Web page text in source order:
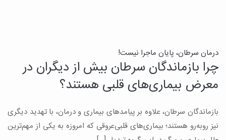
درمان سرطان، پایان ماجرا نیست!
چرا بازماندگان سرطان بیش از دیگران در
معرض بیماری‌های قلبی هستند؟
بازماندگان سرطان، علاوه بر پیامدهای بیماری و درمان، با تهدید دیگری
نیز روبه‌رو هستند؛ بیماری‌های قلبی‌عروقی که امروزه به یکی از مهم‌ترین